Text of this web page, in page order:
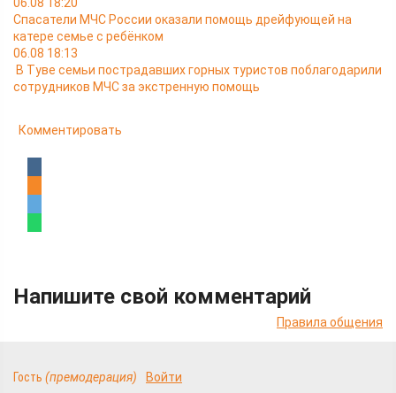
Спасатели МЧС России оказали помощь дрейфующей на
катере семье с ребёнком
06.08 18:13
В Туве семьи пострадавших горных туристов поблагодарили
сотрудников МЧС за экстренную помощь
Комментировать
Напишите свой комментарий
Правила общения
Гость (премодерация) Войти